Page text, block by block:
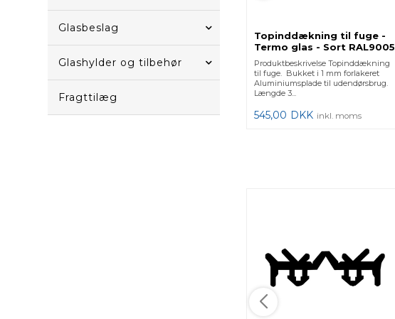
Glasbeslag
Glashylder og tilbehør
Fragttilæg
Topinddækning til fuge -
Termo glas - Sort RAL9005
Produktbeskrivelse Topinddækning
til fuge. Bukket i 1 mm forlakeret
Aluminiumsplade til udendørsbrug.
Længde 3...
545,00 DKK inkl. moms